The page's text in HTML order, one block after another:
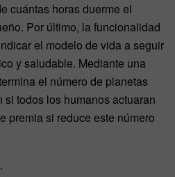
cuántas horas duerme el
Por último, la funcionalidad
el modelo de vida a seguir
y saludable. Mediante una
el número de planetas
todos los humanos actuaran
premia si reduce este número